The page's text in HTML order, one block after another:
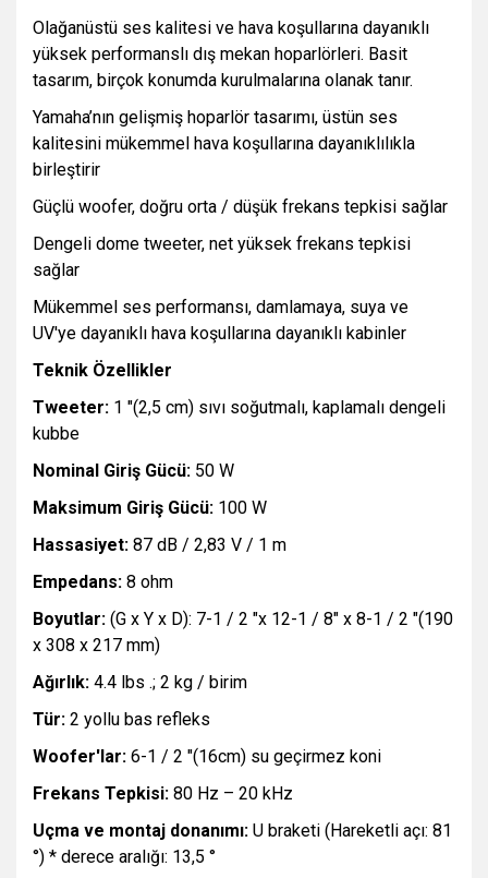
Olağanüstü ses kalitesi ve hava koşullarına dayanıklı
yüksek performanslı dış mekan hoparlörleri. Basit
tasarım, birçok konumda kurulmalarına olanak tanır.
Yamaha’nın gelişmiş hoparlör tasarımı, üstün ses
kalitesini mükemmel hava koşullarına dayanıklılıkla
birleştirir
Güçlü woofer, doğru orta / düşük frekans tepkisi sağlar
Dengeli dome tweeter, net yüksek frekans tepkisi
sağlar
Mükemmel ses performansı, damlamaya, suya ve
UV'ye dayanıklı hava koşullarına dayanıklı kabinler
Teknik Özellikler
Tweeter: 1 "(2,5 cm) sıvı soğutmalı, kaplamalı dengeli
kubbe
Nominal Giriş Gücü: 50 W
Maksimum Giriş Gücü: 100 W
Hassasiyet: 87 dB / 2,83 V / 1 m
Empedans: 8 ohm
Boyutlar: (G x Y x D): 7-1 / 2 "x 12-1 / 8" x 8-1 / 2 "(190
x 308 x 217 mm)
Ağırlık: 4.4 lbs .; 2 kg / birim
Tür: 2 yollu bas refleks
Woofer'lar: 6-1 / 2 "(16cm) su geçirmez koni
Frekans Tepkisi: 80 Hz – 20 kHz
Uçma ve montaj donanımı: U braketi (Hareketli açı: 81
°) * derece aralığı: 13,5 °